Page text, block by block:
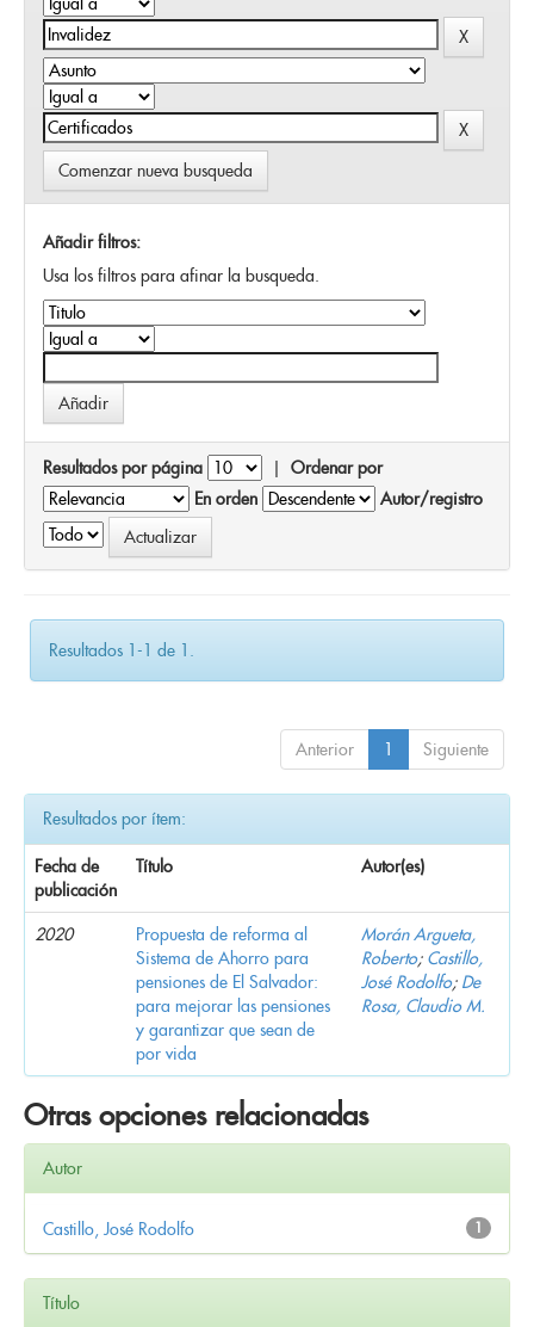
Comenzar nueva busqueda
Añadir filtros:
Usa los filtros para afinar la busqueda.
Resultados por página | Ordenar por
En orden
Autor/registro
Resultados 1-1 de 1.
Anterior 1 Siguiente
Resultados por ítem:
Fecha de
publicación
Título Autor(es)
2020
Propuesta de reforma al
Sistema de Ahorro para
pensiones de El Salvador:
para mejorar las pensiones
y garantizar que sean de
por vida
Morán Argueta,
Roberto; Castillo,
José Rodolfo; De
Rosa, Claudio M.
Otras opciones relacionadas
Autor
1
Castillo, José Rodolfo
Título